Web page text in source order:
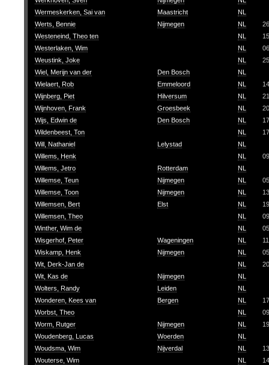
Wermeskerken, Sai van
Maastricht
NL
Werts, Bennie
Nijmegen NL
Westeneind, Theo ten
NL
Westerlaken, Wim
NL
Weustink, Joke
NL
Wiel, Merijn van der
Den Bosch
NL
Wielaert, Rob
Emmeloord NL
Wijnberg, Piet
Hilversum NL
Wijnhoven, Frank
Groesbeek NL
Wijs, Edwin de
Den Bosch NL
Wildenbeest, Ton
NL
Will, Nathaniel
Lelystad
NL
Willems, Henk
NL
Willems, Jetro
Rotterdam
NL
Willemse, Teun
Nijmegen NL
Willemse, Toon
Nijmegen NL
Willemsen, Bert
Elst NL
Willemsen, Theo
NL
Winther, Wim de
NL
Wisgerhof, Peter
Wageningen NL
Wiskamp, Henk
Nijmegen NL
Wit, Derk-Jan de
NL
Wit, Kas de
Nijmegen
NL
Wolters, Randy
Leiden
NL
Wonderen, Kees van
Bergen NL
Worbst, Theo
NL
Worm, Rutger
Nijmegen NL
Woudenberg, Lucas
Woerden
NL
Woudsma, Wim
Nijverdal NL
Wouterse, Wim
NL